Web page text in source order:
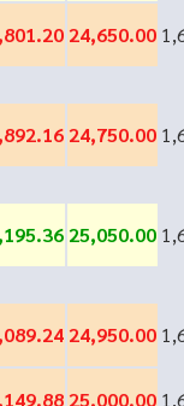
24,650.00
24,750.00
25,050.00
24,950.00
25,000.00